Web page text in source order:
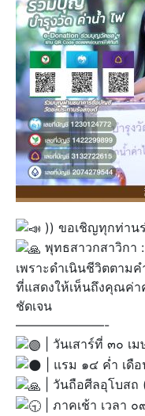
)) ขอเชิญทุกท่าน
พุทธสาวกสาวิกา
เพราะดำเนินชีวิตตาม
ที่แสดงให้เห็นถึงคุณค่
ชัดเจน
———————-
| วันเสาร์ที่ ๓๐ เ
| แรม ๑๔ ค่ำ เดื
| วันถือศีลอุโบสถ
| ภาคเช้า เวลา